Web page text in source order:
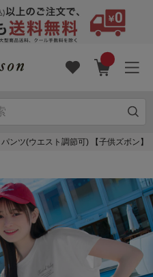
ンツ(ウエスト調節可) 【子供ズボン】